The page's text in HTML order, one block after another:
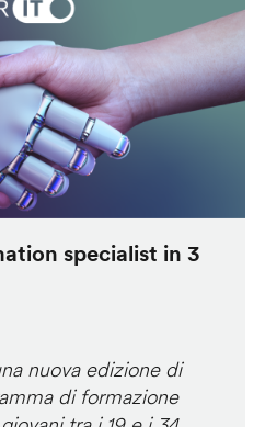
specialist in 3
nuova edizione di
di formazione